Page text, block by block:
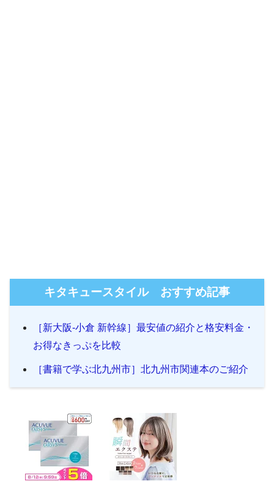
キタキュースタイル おすすめ記事
［新大阪-小倉 新幹線］最安値の紹介と格安料金・
お得なきっぷを比較
［書籍で学ぶ北九州市］北九州市関連本のご紹介